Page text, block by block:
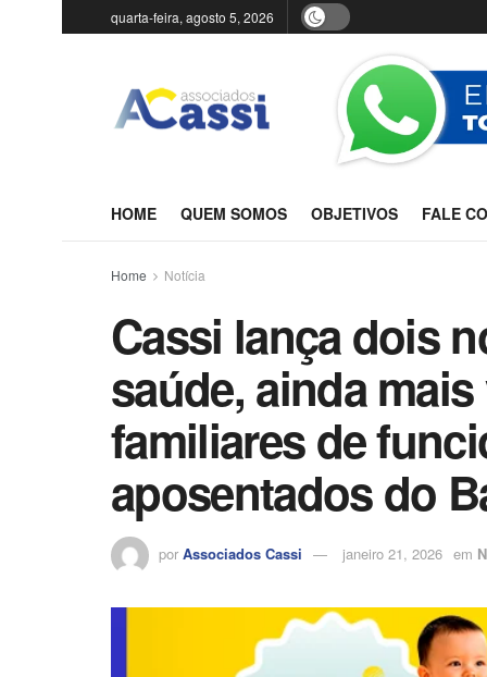
quarta-feira, agosto 5, 2026
HOME QUEM SOMOS OBJETIVOS FALE
Home Notícia
Cassi lança dois
saúde, ainda
familiares de
aposentados do
por Associados Cassi janeiro 21, 2026 em